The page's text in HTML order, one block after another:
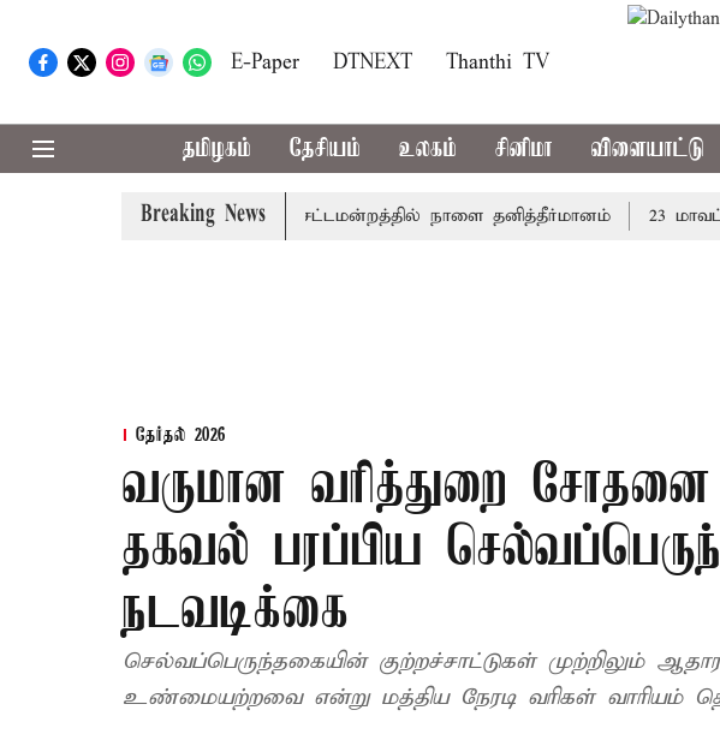
E-Paper DTNEXT Thanthi TV
தமிழகம் தேசியம் உலகம் சினிமா விளையாட்டு
Breaking News
முதலில் தமிழ்த்தாய் வாழ்த்து: சட்டமன்றத்தில் நாளை தனித்தீர்மானம் 23
தேர்தல் 2026
வருமான வரித்துறை
தகவல் பரப்பிய
நடவடிக்கை
செல்வப்பெருந்தகையின் குற்றச்சாட்டுகள் முற்றிலும்
உண்மையற்றவை என்று மத்திய நேரடி வரிகள் வாரியம்